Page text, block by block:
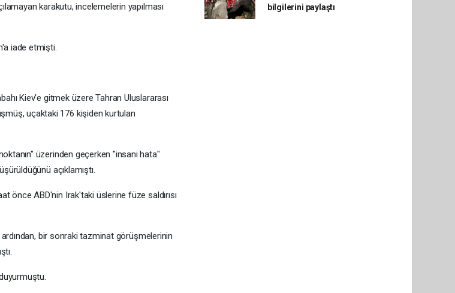
karakutu, incelemelerin yapılması
iade etmişti.
Kiev'e gitmek üzere Tahran Uluslararası
uçaktaki 176 kişiden kurtulan
üzerinden geçerken "insani hata"
açıklamıştı.
önce ABD'nin Irak'taki üslerine füze saldırısı
bir sonraki tazminat görüşmelerinin
bilgilerini paylaştı